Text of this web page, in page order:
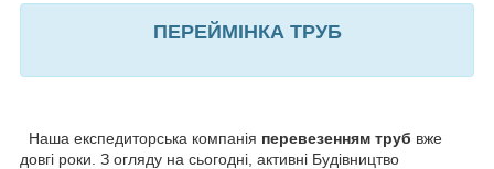
ПЕРЕЙМІНКА ТРУБ
Наша експедиторська компанія перевезенням труб вже
довгі роки. З огляду на сьогодні, активні Будівництво